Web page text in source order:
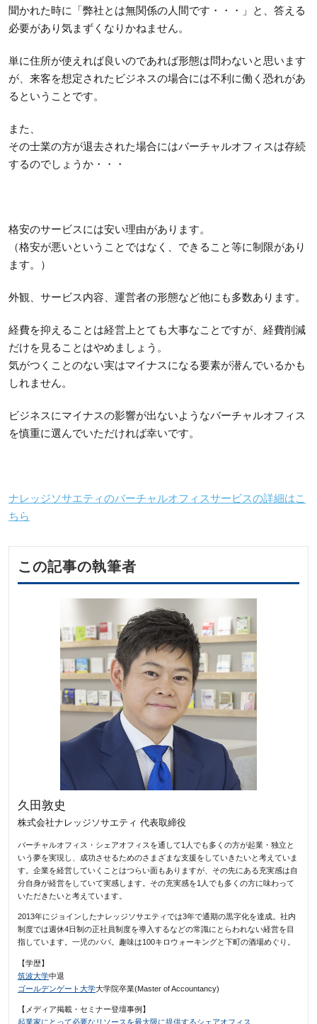
聞かれた時に「弊社とは無関係の人間です・・・」と、答える
必要があり気まずくなりかねません。
単に住所が使えれば良いのであれば形態は問わないと思います
が、来客を想定されたビジネスの場合には不利に働く恐れがあ
るということです。
また、
その士業の方が退去された場合にはバーチャルオフィスは存続
するのでしょうか・・・
格安のサービスには安い理由があります。
（格安が悪いということではなく、できること等に制限があり
ます。）
外観、サービス内容、運営者の形態など他にも多数あります。
経費を抑えることは経営上とても大事なことですが、経費削減
だけを見ることはやめましょう。
気がつくことのない実はマイナスになる要素が潜んでいるかも
しれません。
ビジネスにマイナスの影響が出ないようなバーチャルオフィス
を慎重に選んでいただければ幸いです。
ナレッジソサエティのバーチャルオフィスサービスの詳細はこ
ちら
この記事の執筆者
久田敦史
株式会社ナレッジソサエティ 代表取締役
バーチャルオフィス・シェアオフィスを通して1人でも多くの方が起業・独立と
いう夢を実現し、成功させるためのさまざまな支援をしていきたいと考えていま
す。企業を経営していくことはつらい面もありますが、その先にある充実感は自
分自身が経営をしていて実感します。その充実感を1人でも多くの方に味わって
いただきたいと考えています。
2013年にジョインしたナレッジソサエティでは3年で通期の黒字化を達成。社内
制度では週休4日制の正社員制度を導入するなどの常識にとらわれない経営を目
指しています。一児のパパ。趣味は100キロウォーキングと下町の酒場めぐり。
【学歴】
筑波大学中退
ゴールデンゲート大学大学院卒業(Master of Accountancy)
【メディア掲載・セミナー登壇事例】
起業家にとって必要なリソースを最大限に提供するシェアオフィス